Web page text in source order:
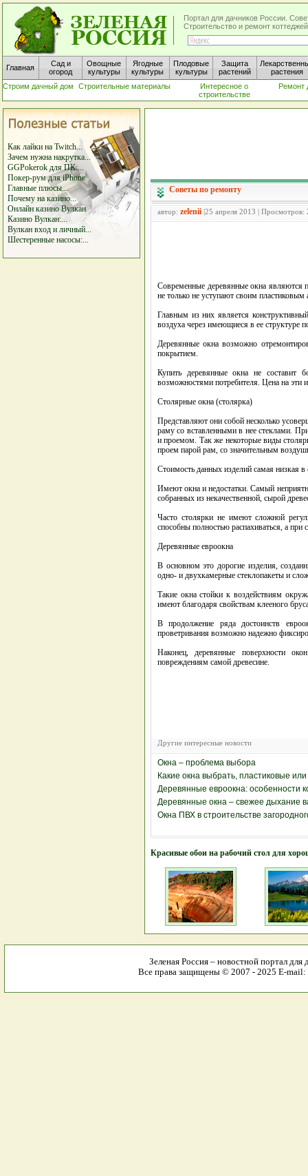
Портал для дачников России.
Строительство и ремонт
Главная
Сад и
огород
Овощные
культуры
Ягодные
культуры
Плодовые
культуры
Защита
растений
растения
Строим дачный дом
Строительные материалы
Интересное о
строительстве
Ремонт
Как лайки на Twitch...
Зачем нужна накрутка...
GGPokerok для ПК:...
Покер-рум для iPhone
Главные плюсы...
Почему на казино...
Онлайн казино Вулкан
Казино Вулкан:...
Вулкан вход и личный...
Шестеренные насосы:...
Советы по ремонту
автор: zelenii |25 апреля 2013 | Просмотров:
Современные деревянные окна являются
не только не уступают своим
Главным из них является
воздуха через имеющиеся в ее структуре
Деревянные окна возможно
покрытием.
Купить деревянные окна не составит
возможностями потребителя. Цена на эти
Столярные окна (столярка)
Представляют они собой несколько
раму со вставленными в нее стеклами.
и проемом. Так же некоторые виды
проем парой рам, со значительным
Стоимость данных изделий самая низкая
Имеют окна и недостатки. Самый
собранных из некачественной, сырой
Часто столярки не имеют сложной
способны полностью распахиваться, а при
Деревянные евроокна
В основном это дорогие изделия,
одно- и двухкамерные стеклопакеты и
Такие окна стойки к воздействиям
имеют благодаря свойствам клееного
В продолжение ряда достоинств
проветривания возможно надежно
Наконец, деревянные поверхности
повреждениям самой древесине.
Другие интересные новости
Окна – проблема выбора
Какие окна выбрать, пластиковые
Деревянные евроокна: особенности
Деревянные окна – свежее дыхание
Окна ПВХ в строительстве
Красивые обои на рабочий стол для
Зеленая Россия – новостной портал для
Все права защищены © 2007 - 2025 E-mail: